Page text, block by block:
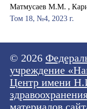
Матмусаев М.М. ,
Том 18, №4, 2023 г.
© 2026
учреждение
Центр имени